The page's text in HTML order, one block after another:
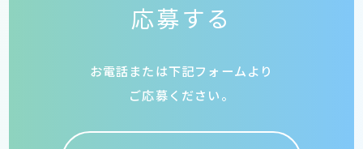
応募する
お電話または下記フォームより
ご応募ください。